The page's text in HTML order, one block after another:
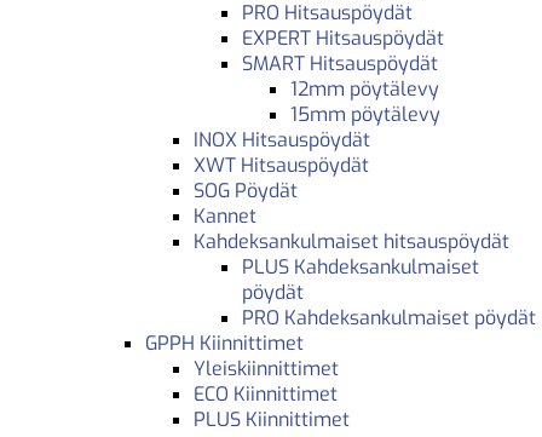
PRO Hitsauspöydät
EXPERT Hitsauspöydät
SMART Hitsauspöydät
12mm pöytälevy
15mm pöytälevy
INOX Hitsauspöydät
XWT Hitsauspöydät
SOG Pöydät
Kannet
Kahdeksankulmaiset hitsauspöydät
PLUS Kahdeksankulmaiset
pöydät
PRO Kahdeksankulmaiset pöydät
GPPH Kiinnittimet
Yleiskiinnittimet
ECO Kiinnittimet
PLUS Kiinnittimet